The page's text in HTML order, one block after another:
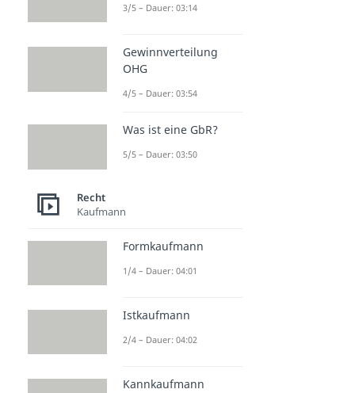
3/5 – Dauer: 03:14
Gewinnverteilung
OHG
4/5 – Dauer: 03:54
Was ist eine GbR?
5/5 – Dauer: 03:50
Recht
Kaufmann
Formkaufmann
1/4 – Dauer: 04:01
Istkaufmann
2/4 – Dauer: 04:02
Kannkaufmann